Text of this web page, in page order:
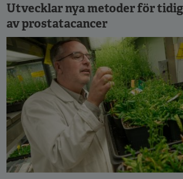
Utvecklar nya metoder för
av prostatacancer